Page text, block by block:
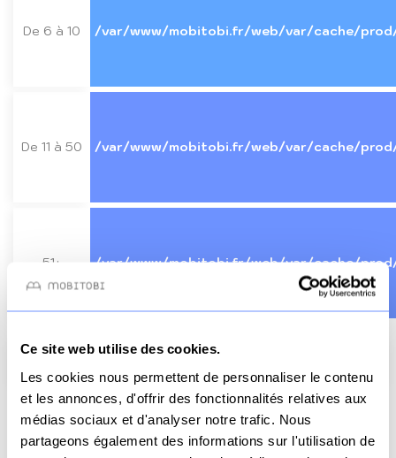
Ce site web utilise des cookies.
Les cookies nous permettent de personnaliser le contenu
et les annonces, d'offrir des fonctionnalités relatives aux
médias sociaux et d'analyser notre trafic. Nous
partageons également des informations sur l'utilisation de
De 6 à 10 /var/www/mobitobi.fr/web/var/cache/
De 11 à 50 /var/www/mobitobi.fr/web/var/cache/
51+ /var/www/mobitobi.fr/web/var/cache/
Nombre d’unité